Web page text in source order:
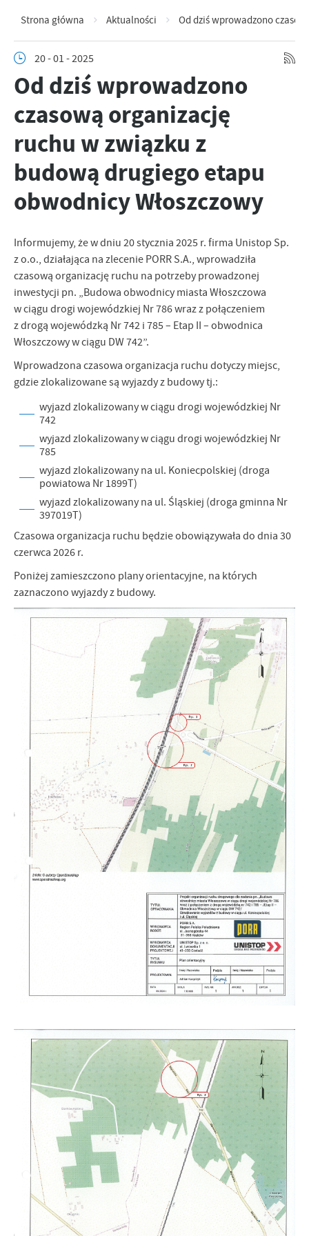
Strona główna Aktualności Od dziś wprowadzono
20 - 01 - 2025
Od dziś wprowadzono
czasową organizację
ruchu w związku z
budową drugiego etapu
obwodnicy Włoszczowy
Informujemy, że w dniu 20 stycznia 2025 r. firma Unistop Sp.
z o.o., działająca na zlecenie PORR S.A., wprowadziła
czasową organizację ruchu na potrzeby prowadzonej
inwestycji pn. „Budowa obwodnicy miasta Włoszczowa
w ciągu drogi wojewódzkiej Nr 786 wraz z połączeniem
z drogą wojewódzką Nr 742 i 785 – Etap II – obwodnica
Włoszczowy w ciągu DW 742”.
Wprowadzona czasowa organizacja ruchu dotyczy miejsc,
gdzie zlokalizowane są wyjazdy z budowy tj.:
wyjazd zlokalizowany w ciągu drogi wojewódzkiej Nr
742
wyjazd zlokalizowany w ciągu drogi wojewódzkiej Nr
785
wyjazd zlokalizowany na ul. Koniecpolskiej (droga
powiatowa Nr 1899T)
wyjazd zlokalizowany na ul. Śląskiej (droga gminna Nr
397019T)
Czasowa organizacja ruchu będzie obowiązywała do dnia 30
czerwca 2026 r.
Poniżej zamieszczono plany orientacyjne, na których
zaznaczono wyjazdy z budowy.